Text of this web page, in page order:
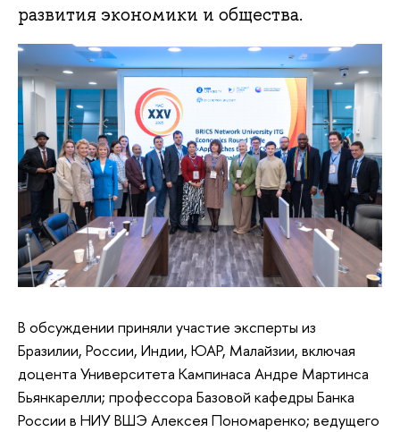
развития экономики и общества.
В обсуждении приняли участие эксперты из
Бразилии, России, Индии, ЮАР, Малайзии, включая
доцента Университета Кампинаса Андре Мартинса
Бьянкарелли; профессора Базовой кафедры Банка
России в НИУ ВШЭ Алексея Пономаренко; ведущего